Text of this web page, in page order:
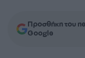
Προσθήκη του
Google